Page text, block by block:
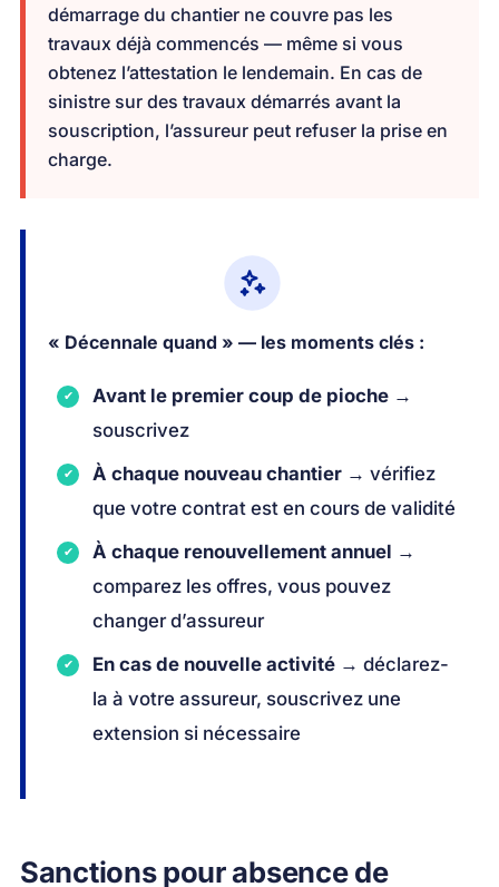
démarrage du chantier ne couvre pas les
travaux déjà commencés — même si vous
obtenez l’attestation le lendemain. En cas de
sinistre sur des travaux démarrés avant la
souscription, l’assureur peut refuser la prise en
charge.
« Décennale quand » — les moments clés :
Avant le premier coup de pioche →
souscrivez
À chaque nouveau chantier → vérifiez
que votre contrat est en cours de validité
À chaque renouvellement annuel →
comparez les offres, vous pouvez
changer d’assureur
En cas de nouvelle activité → déclarez-
la à votre assureur, souscrivez une
extension si nécessaire
Sanctions pour absence de